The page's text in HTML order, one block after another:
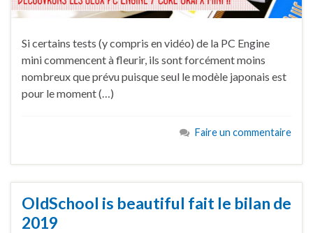
Si certains tests (y compris en vidéo) de la PC Engine
mini commencent à fleurir, ils sont forcément moins
nombreux que prévu puisque seul le modèle japonais est
pour le moment (…)
Faire un commentaire
OldSchool is beautiful fait le bilan de
2019